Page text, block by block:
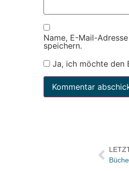
Name, E-Mail-
speichern.
Ja, ich möchte den